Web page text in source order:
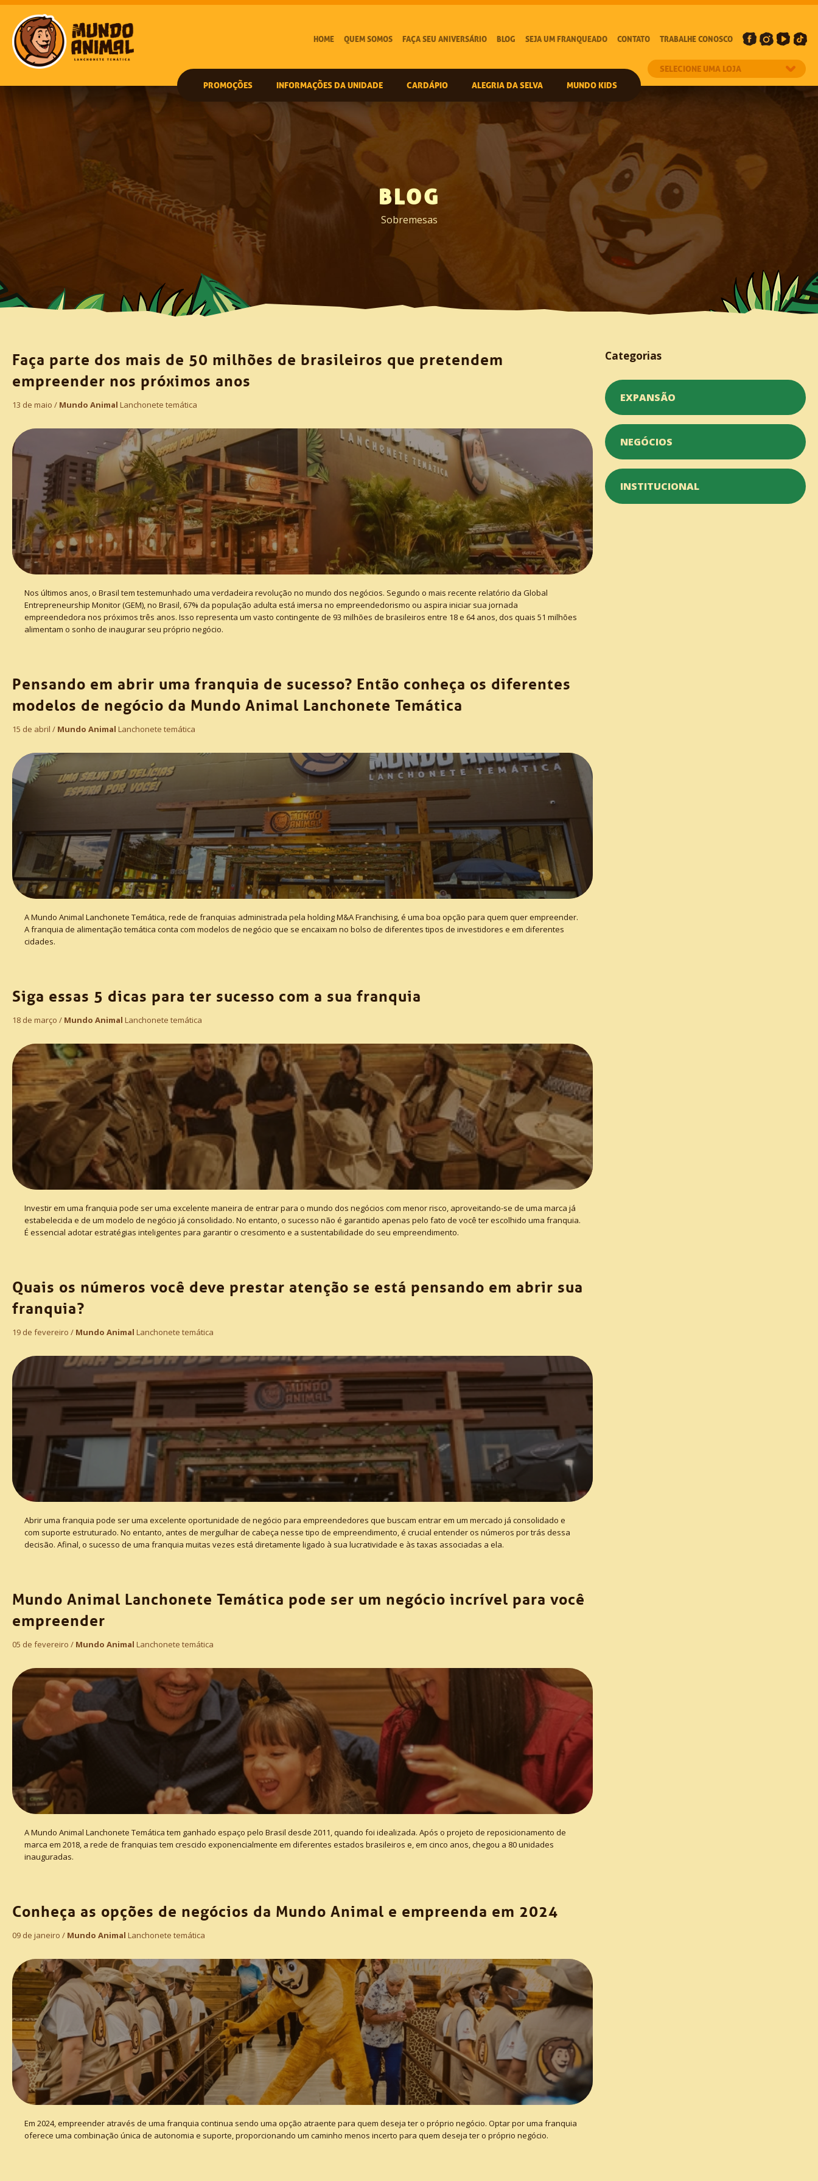
HOME QUEM SOMOS FAÇA SEU ANIVERSÁRIO BLOG SEJA UM FRANQUEADO CONTATO TRABALHE CONOSCO
PROMOÇÕES INFORMAÇÕES DA UNIDADE CARDÁPIO ALEGRIA DA SELVA MUNDO KIDS
BLOG
Sobremesas
Faça parte dos mais de 50 milhões de brasileiros que pretendem
empreender nos próximos anos
13 de maio / Mundo Animal Lanchonete temática
Nos últimos anos, o Brasil tem testemunhado uma verdadeira revolução no mundo dos negócios. Segundo o mais recente relatório da Global
Entrepreneurship Monitor (GEM), no Brasil, 67% da população adulta está imersa no empreendedorismo ou aspira iniciar sua jornada
empreendedora nos próximos três anos. Isso representa um vasto contingente de 93 milhões de brasileiros entre 18 e 64 anos, dos quais 51 milhões
alimentam o sonho de inaugurar seu próprio negócio.
Pensando em abrir uma franquia de sucesso? Então conheça os diferentes
modelos de negócio da Mundo Animal Lanchonete Temática
15 de abril / Mundo Animal Lanchonete temática
A Mundo Animal Lanchonete Temática, rede de franquias administrada pela holding M&A Franchising, é uma boa opção para quem quer empreender.
A franquia de alimentação temática conta com modelos de negócio que se encaixam no bolso de diferentes tipos de investidores e em diferentes
cidades.
Siga essas 5 dicas para ter sucesso com a sua franquia
18 de março / Mundo Animal Lanchonete temática
Investir em uma franquia pode ser uma excelente maneira de entrar para o mundo dos negócios com menor risco, aproveitando-se de uma marca já
estabelecida e de um modelo de negócio já consolidado. No entanto, o sucesso não é garantido apenas pelo fato de você ter escolhido uma franquia.
É essencial adotar estratégias inteligentes para garantir o crescimento e a sustentabilidade do seu empreendimento.
Quais os números você deve prestar atenção se está pensando em abrir sua
franquia?
19 de fevereiro / Mundo Animal Lanchonete temática
Abrir uma franquia pode ser uma excelente oportunidade de negócio para empreendedores que buscam entrar em um mercado já consolidado e
com suporte estruturado. No entanto, antes de mergulhar de cabeça nesse tipo de empreendimento, é crucial entender os números por trás dessa
decisão. Afinal, o sucesso de uma franquia muitas vezes está diretamente ligado à sua lucratividade e às taxas associadas a ela.
Mundo Animal Lanchonete Temática pode ser um negócio incrível para você
empreender
05 de fevereiro / Mundo Animal Lanchonete temática
A Mundo Animal Lanchonete Temática tem ganhado espaço pelo Brasil desde 2011, quando foi idealizada. Após o projeto de reposicionamento de
marca em 2018, a rede de franquias tem crescido exponencialmente em diferentes estados brasileiros e, em cinco anos, chegou a 80 unidades
inauguradas.
Conheça as opções de negócios da Mundo Animal e empreenda em 2024
09 de janeiro / Mundo Animal Lanchonete temática
Em 2024, empreender através de uma franquia continua sendo uma opção atraente para quem deseja ter o próprio negócio. Optar por uma franquia
oferece uma combinação única de autonomia e suporte, proporcionando um caminho menos incerto para quem deseja ter o próprio negócio.
Categorias
EXPANSÃO
NEGÓCIOS
INSTITUCIONAL